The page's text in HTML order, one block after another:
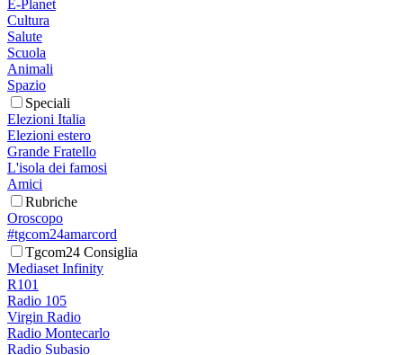
E-Planet
Cultura
Salute
Scuola
Animali
Spazio
Speciali
Elezioni Italia
Elezioni estero
Grande Fratello
L'isola dei famosi
Amici
Rubriche
Oroscopo
#tgcom24amarcord
Tgcom24 Consiglia
Mediaset Infinity
R101
Radio 105
Virgin Radio
Radio Montecarlo
Radio Subasio